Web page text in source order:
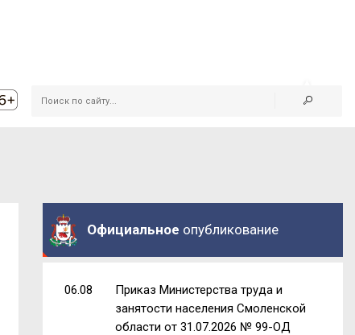
Официальное опубликование
06.08
Приказ Министерства труда и
занятости населения Смоленской
области от 31.07.2026 № 99-ОД